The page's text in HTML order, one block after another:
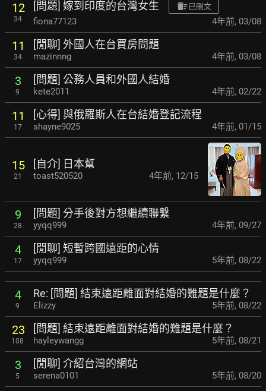
12
34
[問題] 嫁到印度的台灣女生 已刪文
fiona77123 4年前, 03/08
11
34
[閒聊] 外國人在台買房問題
mazinnng 4年前, 03/08
3
9
[問題] 公務人員和外國人結婚
kete2011 4年前, 02/22
11
17
[心得] 與俄羅斯人在台結婚登記流程
shayne9025 4年前, 01/15
15
21
[自介] 日本幫
toast520520 4年前, 12/15
9
28
[問題] 分手後對方想繼續聯繫
yyqq999 4年前, 09/27
4
17
[閒聊] 短暫跨國遠距的心情
yyqq999 5年前, 08/22
4
9
Re: [問題] 結束遠距離面對結婚的難題是什麼？
Elizzy 5年前, 08/22
23
108
[問題] 結束遠距離面對結婚的難題是什麼？
hayleywangg 5年前, 08/21
3
5
[閒聊] 介紹台灣的網站
serena0101 5年前, 08/20